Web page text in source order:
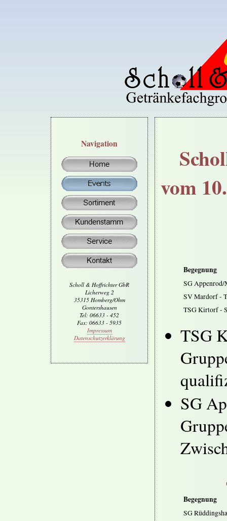
Navigation
Scholl & Hoffrichter GbR
Licherweg 2
35315 Homberg/Ohm
Gontershausen
Tel: 06633 - 452
Fax: 06633 - 5935
Impressum
Datenschutzerklärung
vom
Begegnung
SG
SV Mardorf -
TSG Kirtorf -
TSG
SG
Begegnung
SG